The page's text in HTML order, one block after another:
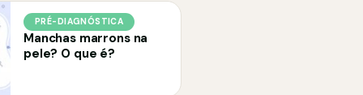
PRÉ-DIAGNÓSTICA
Manchas marrons na
pele? O que é?